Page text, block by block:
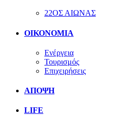
22ΟΣ ΑΙΩΝΑΣ
ΟΙΚΟΝΟΜΙΑ
Ενέργεια
Τουρισμός
Επιχειρήσεις
ΑΠΟΨΗ
LIFE